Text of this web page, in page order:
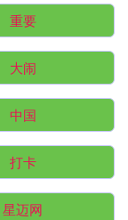
重要
大闹
中国
打卡
星迈网